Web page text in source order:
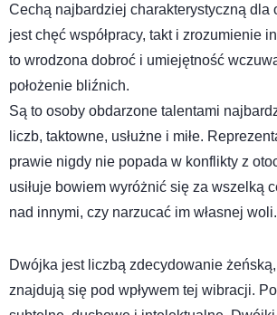
Cechą najbardziej charakterystyczną dla
jest chęć współpracy, takt i zrozumienie
to wrodzona dobroć i umiejętność
położenie bliźnich.
Są to osoby obdarzone talentami
liczb, taktowne, usłużne i miłe.
prawie nigdy nie popada w konflikty z
usiłuje bowiem wyróżnić się za wszelką
nad innymi, czy narzucać im własnej woli.
Dwójka jest liczbą zdecydowanie
znajdują się pod wpływem tej wibracji.